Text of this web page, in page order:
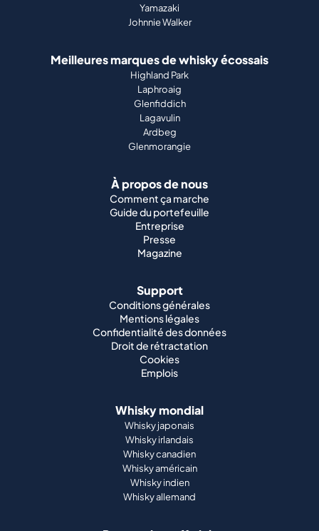
Yamazaki
Johnnie Walker
Meilleures marques de whisky écossais
Highland Park
Laphroaig
Glenfiddich
Lagavulin
Ardbeg
Glenmorangie
À propos de nous
Comment ça marche
Guide du portefeuille
Entreprise
Presse
Magazine
Support
Conditions générales
Mentions légales
Confidentialité des données
Droit de rétractation
Cookies
Emplois
Whisky mondial
Whisky japonais
Whisky irlandais
Whisky canadien
Whisky américain
Whisky indien
Whisky allemand